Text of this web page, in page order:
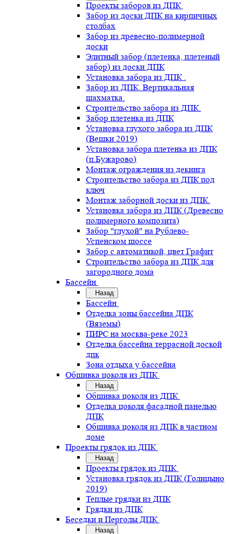
Проекты заборов из ДПК
Забор из доски ДПК на кирпичных
столбах
Забор из древесно-полимерной
доски
Элитный забор (плетенка, плетеный
забор) из доски ДПК
Установка забора из ДПК .
Забор из ДПК. Вертикальная
шахматка.
Строительство забора из ДПК.
Забор плетенка из ДПК
Установка глухого забора из ДПК
(Вешки 2019)
Установка забора плетенка из ДПК
(п.Бужарово)
Монтаж ограждения из декинга
Строительство забора из ДПК под
ключ
Монтаж заборной доски из ДПК.
Установка забора из ДПК (Древесно
полимерного композита)
Забор "глухой" на Рублево-
Успенском шоссе
Забор с автоматикой, цвет Графит
Строительство забора из ДПК для
загородного дома
Бассейн
Назад
Бассейн
Отделка зоны бассейна ДПК
(Вяземы)
ПИРС на москва-реке 2023
Отделка бассейна террасной доской
дпк
Зона отдыха у бассейна
Обшивка цоколя из ДПК
Назад
Обшивка цоколя из ДПК
Отделка цоколя фасадной панелью
ДПК
Обшивка цоколя из ДПК в частном
доме
Проекты грядок из ДПК
Назад
Проекты грядок из ДПК
Установка грядок из ДПК (Голицыно
2019)
Теплые грядки из ДПК
Грядки из ДПК
Беседки и Перголы ДПК
Назад